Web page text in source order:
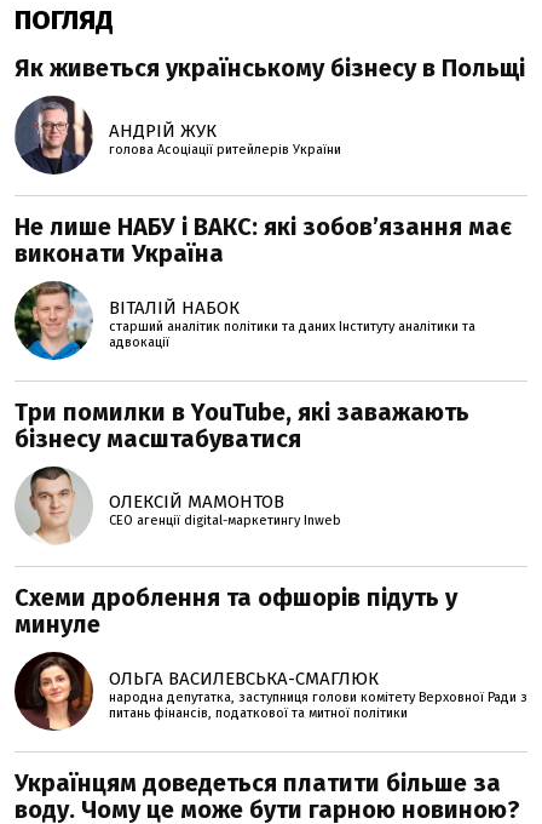
ПОГЛЯД
Як живеться українському бізнесу в Польщі
АНДРІЙ ЖУК
голова Асоціації ритейлерів України
Не лише НАБУ і ВАКС: які зобов’язання має
виконати Україна
ВІТАЛІЙ НАБОК
старший аналітик політики та даних Інституту аналітики та
адвокації
Три помилки в YouTube, які заважають
бізнесу масштабуватися
ОЛЕКСІЙ МАМОНТОВ
CEO агенції digital-маркетингу Inweb
Схеми дроблення та офшорів підуть у
минуле
ОЛЬГА ВАСИЛЕВСЬКА-СМАГЛЮК
народна депутатка, заступниця голови комітету Верховної Ради з
питань фінансів, податкової та митної політики
Українцям доведеться платити більше за
воду. Чому це може бути гарною новиною?